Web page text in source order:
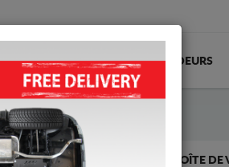
LIVRAISON AVIS REVENDEURS
SOUS MOTEUR ET DE LA BOÎTE DE